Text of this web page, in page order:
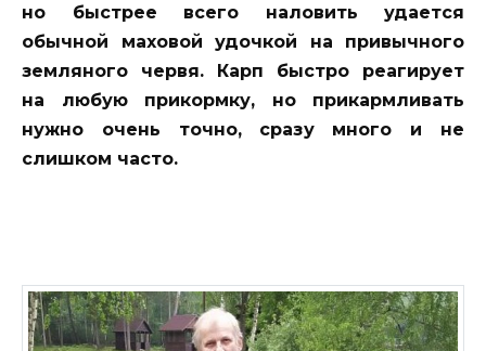
но быстрее всего наловить удается
обычной маховой удочкой на привычного
земляного червя. Карп быстро реагирует
на любую прикормку, но прикармливать
нужно очень точно, сразу много и не
слишком часто.